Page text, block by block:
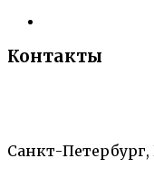
Контакты
Санкт-Петербург,